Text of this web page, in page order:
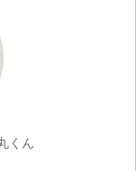
くん